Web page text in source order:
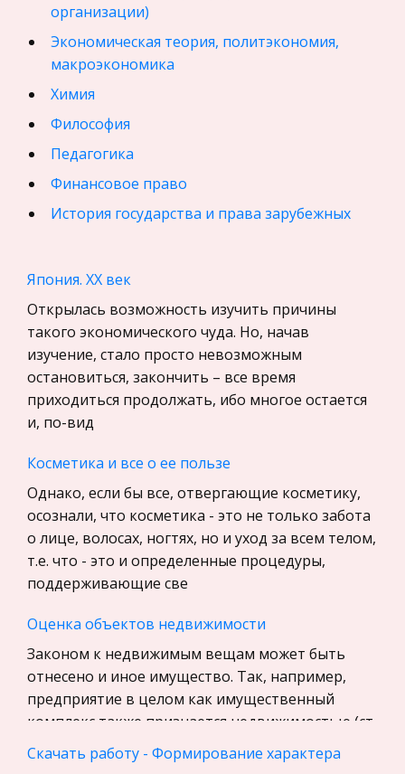
организации)
Экономическая теория, политэкономия,
макроэкономика
Химия
Философия
Педагогика
Финансовое право
История государства и права зарубежных
Искусство, Культура, Литература
Компьютерные сети
Материаловедение
Авиация
Бухгалтерский учет
История
Уголовное право
Экскурсии и туризм
Маркетинг, товароведение, реклама
Социология
Религия
Культурология
Экологическое право
Физкультура и Спорт, Здоровье
Япония. XX век
Открылась возможность изучить причины
такого экономического чуда. Но, начав
изучение, стало просто невозможным
остановиться, закончить – все время
приходиться продолжать, ибо многое остается
и, по-вид
Косметика и все о ее пользе
Однако, если бы все, отвергающие косметику,
осознали, что косметика - это не только забота
о лице, волосах, ногтях, но и уход за всем телом,
т.е. что - это и определенные процедуры,
поддерживающие све
Оценка объектов недвижимости
Законом к недвижимым вещам может быть
отнесено и иное имущество. Так, например,
предприятие в целом как имущественный
комплекс также признается недвижимостью (ст.
132 ГК РФ). В соответствии с частью п
Скачать работу - Формирование характера